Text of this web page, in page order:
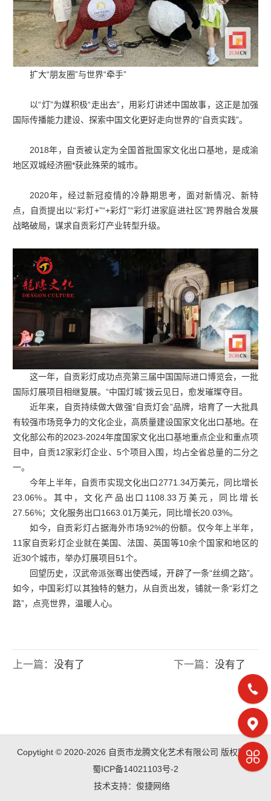
扩大“朋友圈”与世界“牵手”
以“灯”为媒积极“走出去”，用彩灯讲述中国故事，这正是加强
国际传播能力建设、探索中国文化更好走向世界的“自贡实践”。
2018年，自贡被认定为全国首批国家文化出口基地，是成渝
地区双城经济圈*获此殊荣的城市。
2020年，经过新冠疫情的冷静期思考，面对新情况、新特
点，自贡提出以“彩灯+”“+彩灯”“彩灯进家庭进社区”跨界融合发展
战略破局，谋求自贡彩灯产业转型升级。
这一年，自贡彩灯成功点亮第三届中国国际进口博览会，一批
国际灯展项目相继复展。“中国灯城”拨云见日，愈发璀璨夺目。
近年来，自贡持续做大做强“自贡灯会”品牌，培育了一大批具
有较强市场竞争力的文化企业，高质量建设国家文化出口基地。在
文化部公布的2023-2024年度国家文化出口基地重点企业和重点项
目中，自贡12家彩灯企业、5个项目入围，均占全省总量的二分之
一。
今年上半年，自贡市实现文化出口2771.34万美元，同比增长
23.06%。其中，文化产品出口1108.33万美元，同比增长
27.56%；文化服务出口1663.01万美元，同比增长20.03%。
如今，自贡彩灯占据海外市场92%的份额。仅今年上半年，
11家自贡彩灯企业就在美国、法国、英国等10余个国家和地区的
近30个城市，举办灯展项目51个。
回望历史，汉武帝派张骞出使西域，开辟了一条“丝绸之路”。
如今，中国彩灯以其独特的魅力，从自贡出发，铺就一条“彩灯之
路”，点亮世界，温暖人心。
上一篇： 没有了 下一篇： 没有了
Copytight © 2020-2026 自贡市龙腾文化艺术有限公司 版权所有
蜀ICP备14021103号-2
技术支持：俊捷网络